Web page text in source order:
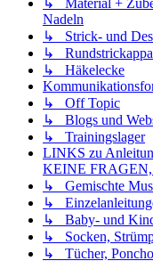
↳ Material +
Nadeln
↳ Strick- und
↳
↳ Häkelecke
↳ Off Topic
↳ Blogs und
↳ Trainingslager
LINKS zu
KEINE
↳ Gemischte
↳
↳ Baby- und
↳ Socken,
↳ Tücher,